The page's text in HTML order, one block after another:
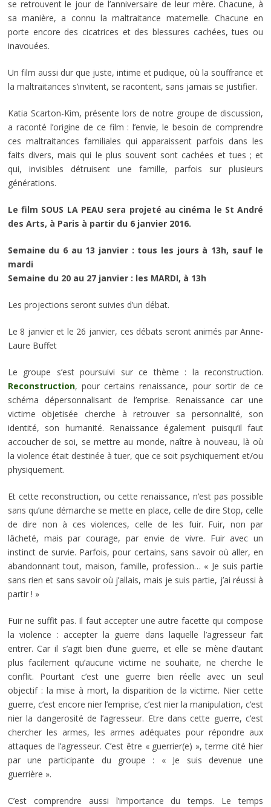
se retrouvent le jour de l’anniversaire de leur mère. Chacune, à
sa manière, a connu la maltraitance maternelle. Chacune en
porte encore des cicatrices et des blessures cachées, tues ou
inavouées.
Un film aussi dur que juste, intime et pudique, où la souffrance et
la maltraitances s’invitent, se racontent, sans jamais se justifier.
Katia Scarton-Kim, présente lors de notre groupe de discussion,
a raconté l’origine de ce film : l’envie, le besoin de comprendre
ces maltraitances familiales qui apparaissent parfois dans les
faits divers, mais qui le plus souvent sont cachées et tues ; et
qui, invisibles détruisent une famille, parfois sur plusieurs
générations.
Le film SOUS LA PEAU sera projeté au cinéma le St André
des Arts, à Paris à partir du 6 janvier 2016.
Semaine du 6 au 13 janvier : tous les jours à 13h, sauf le
mardi
Semaine du 20 au 27 janvier : les MARDI, à 13h
Les projections seront suivies d’un débat.
Le 8 janvier et le 26 janvier, ces débats seront animés par Anne-
Laure Buffet
Le groupe s’est poursuivi sur ce thème : la reconstruction.
Reconstruction, pour certains renaissance, pour sortir de ce
schéma dépersonnalisant de l’emprise. Renaissance car une
victime objetisée cherche à retrouver sa personnalité, son
identité, son humanité. Renaissance également puisqu’il faut
accoucher de soi, se mettre au monde, naître à nouveau, là où
la violence était destinée à tuer, que ce soit psychiquement et/ou
physiquement.
Et cette reconstruction, ou cette renaissance, n’est pas possible
sans qu’une démarche se mette en place, celle de dire Stop, celle
de dire non à ces violences, celle de les fuir. Fuir, non par
lâcheté, mais par courage, par envie de vivre. Fuir avec un
instinct de survie. Parfois, pour certains, sans savoir où aller, en
abandonnant tout, maison, famille, profession… « Je suis partie
sans rien et sans savoir où j’allais, mais je suis partie, j’ai réussi à
partir ! »
Fuir ne suffit pas. Il faut accepter une autre facette qui compose
la violence : accepter la guerre dans laquelle l’agresseur fait
entrer. Car il s’agit bien d’une guerre, et elle se mène d’autant
plus facilement qu’aucune victime ne souhaite, ne cherche le
conflit. Pourtant c’est une guerre bien réelle avec un seul
objectif : la mise à mort, la disparition de la victime. Nier cette
guerre, c’est encore nier l’emprise, c’est nier la manipulation, c’est
nier la dangerosité de l’agresseur. Etre dans cette guerre, c’est
chercher les armes, les armes adéquates pour répondre aux
attaques de l’agresseur. C’est être « guerrier(e) », terme cité hier
par une participante du groupe : « Je suis devenue une
guerrière ».
C’est comprendre aussi l’importance du temps. Le temps